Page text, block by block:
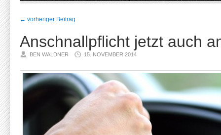
← vorheriger Beitrag
Anschnallpflicht jetzt auch
BEN WALDNER 15. NOVEMBER 2014